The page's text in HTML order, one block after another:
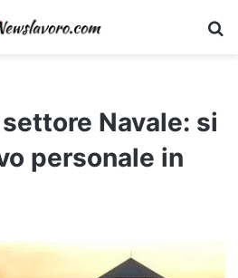
Navale: si
personale in